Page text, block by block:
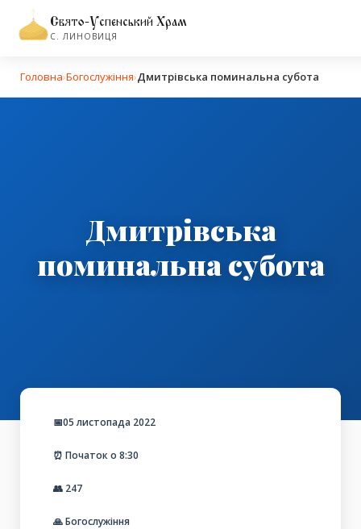
Свято-Успенський Храм
С. ЛИНОВИЦЯ
Головна›Богослужіння›Дмитрівська поминальна субота
Дмитрівська
поминальна субота
📅05 листопада 2022
⏰ Початок о 8:30
👥 247
🙏 Богослужіння